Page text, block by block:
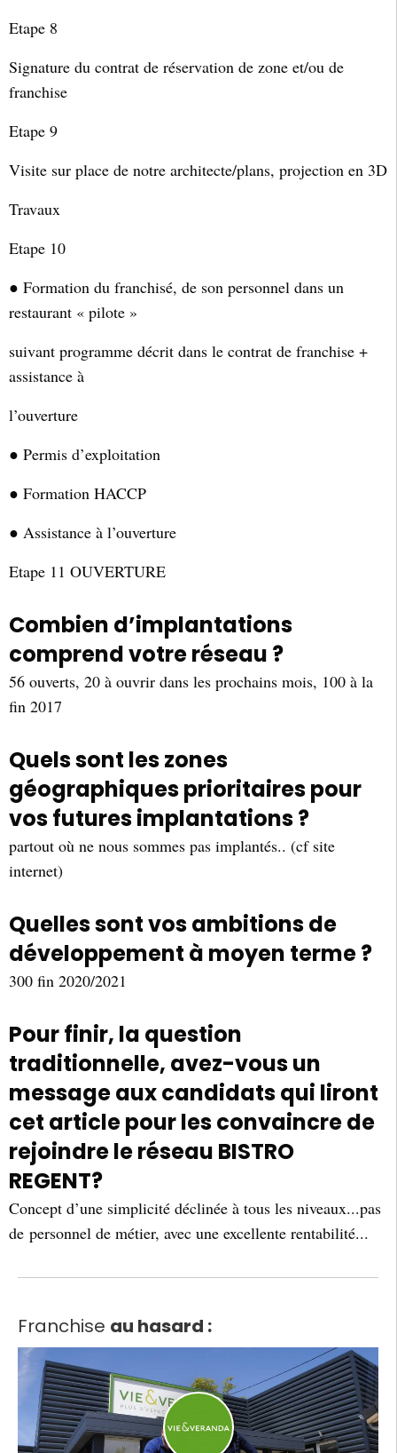
Etape 8
Signature du contrat de réservation de zone et/ou de
franchise
Etape 9
Visite sur place de notre architecte/plans, projection en 3D
Travaux
Etape 10
● Formation du franchisé, de son personnel dans un
restaurant « pilote »
suivant programme décrit dans le contrat de franchise +
assistance à
l’ouverture
● Permis d’exploitation
● Formation HACCP
● Assistance à l’ouverture
Etape 11 OUVERTURE
Combien d’implantations
comprend votre réseau ?
56 ouverts, 20 à ouvrir dans les prochains mois, 100 à la
fin 2017
Quels sont les zones
géographiques prioritaires pour
vos futures implantations ?
partout où ne nous sommes pas implantés.. (cf site
internet)
Quelles sont vos ambitions de
développement à moyen terme ?
300 fin 2020/2021
Pour finir, la question
traditionnelle, avez-vous un
message aux candidats qui liront
cet article pour les convaincre de
rejoindre le réseau BISTRO
REGENT?
Concept d’une simplicité déclinée à tous les niveaux...pas
de personnel de métier, avec une excellente rentabilité...
Franchise au hasard :